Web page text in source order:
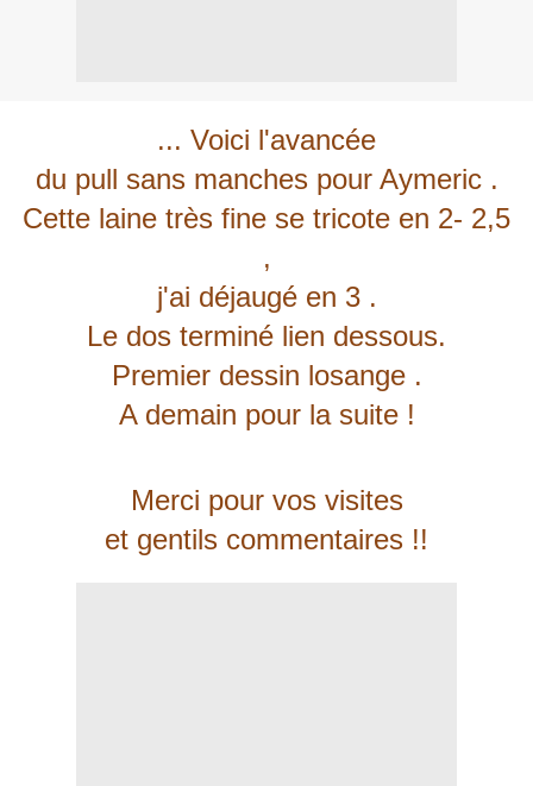
... Voici l'avancée
du pull sans manches pour Aymeric .
Cette laine très fine se tricote en 2- 2,5
,
j'ai déjaugé en 3 .
Le dos terminé lien dessous.
Premier dessin losange .
A demain pour la suite !
Merci pour vos visites
et gentils commentaires !!